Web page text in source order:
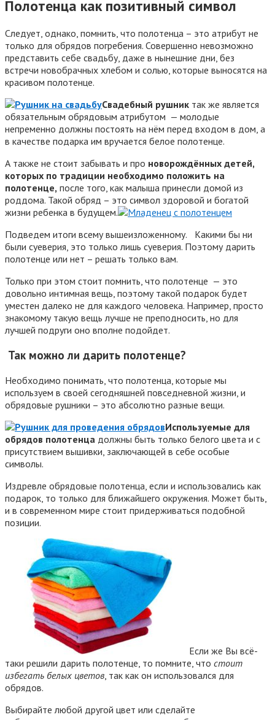
Полотенца как позитивный символ
Следует, однако, помнить, что полотенца – это атрибут не
только для обрядов погребения. Совершенно невозможно
представить себе свадьбу, даже в нынешние дни, без
встречи новобрачных хлебом и солью, которые выносятся на
красивом полотенце.
Свадебный рушник так же является
обязательным обрядовым атрибутом — молодые
непременно должны постоять на нём перед входом в дом, а
в качестве подарка им вручается белое полотенце.
А также не стоит забывать и про новорождённых детей,
которых по традиции необходимо положить на
полотенце, после того, как малыша принесли домой из
роддома. Такой обряд – это символ здоровой и богатой
жизни ребенка в будущем.
Подведем итоги всему вышеизложенному.
Какими бы ни
были суеверия, это только лишь суеверия. Поэтому дарить
полотенце или нет – решать только вам.
Только при этом стоит помнить, что полотенце — это
довольно интимная вещь, поэтому такой подарок будет
уместен далеко не для каждого человека. Например, просто
знакомому такую вещь лучше не преподносить, но для
лучшей подруги оно вполне подойдет.
Так можно ли дарить полотенце?
Необходимо понимать, что полотенца, которые мы
используем в своей сегодняшней повседневной жизни, и
обрядовые рушники – это абсолютно разные вещи.
Используемые для
обрядов полотенца должны быть только белого цвета и с
присутствием вышивки, заключающей в себе особые
символы.
Издревле обрядовые полотенца, если и использовались как
подарок, то только для ближайшего окружения. Может быть,
и в современном мире стоит придерживаться подобной
позиции.
Если же Вы всё-
таки решили дарить полотенце, то помните, что стоит
избегать белых цветов , так как он использовался для
обрядов.
Выбирайте любой другой цвет или сделайте